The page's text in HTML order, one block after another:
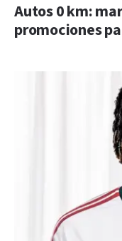
Autos 0 km:
promociones